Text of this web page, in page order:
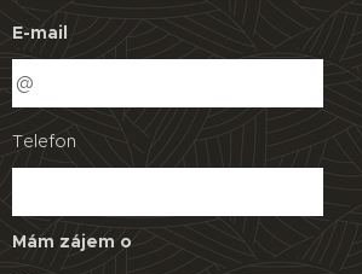
E-mail
Telefon
Mám zájem o